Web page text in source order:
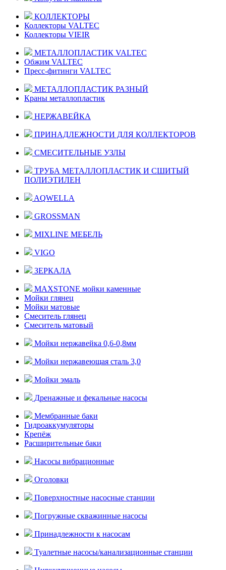
КОЛЛЕКТОРЫ
Коллекторы VALTEC
Коллекторы VIEIR
МЕТАЛЛОПЛАСТИК VALTEC
Обжим VALTEC
Пресс-фитинги VALTEC
МЕТАЛЛОПЛАСТИК РАЗНЫЙ
Краны металлопластик
НЕРЖАВЕЙКА
ПРИНАДЛЕЖНОСТИ ДЛЯ КОЛЛЕКТОРОВ
СМЕСИТЕЛЬНЫЕ УЗЛЫ
ТРУБА МЕТАЛЛОПЛАСТИК И СШИТЫЙ
ПОЛИЭТИЛЕН
AQWELLA
GROSSMAN
MIXLINE МЕБЕЛЬ
VIGO
ЗЕРКАЛА
MAXSTONE мойки каменные
Мойки глянец
Мойки матовые
Смеситель глянец
Смеситель матовый
Мойки нержавейка 0,6-0,8мм
Мойки нержавеющая сталь 3,0
Мойки эмаль
Дренажные и фекальные насосы
Мембранные баки
Гидроаккумуляторы
Крепёж
Расширительные баки
Насосы вибрационные
Оголовки
Поверхностные насосные станции
Погружные скважинные насосы
Принадлежности к насосам
Туалетные насосы/канализационные станции